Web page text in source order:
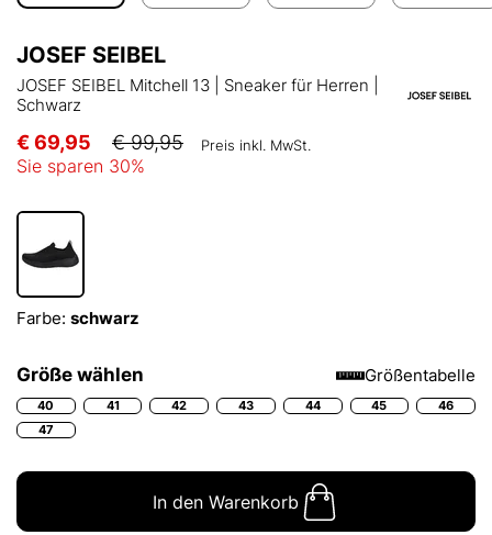
JOSEF SEIBEL
JOSEF SEIBEL Mitchell 13 | Sneaker für Herren |
Schwarz
€ 69,95 € 99,95 Preis inkl. MwSt.
Sie sparen 30%
Farbe: schwarz
Größe wählen Größentabelle
40 41 42 43 44 45
46
47
In den Warenkorb